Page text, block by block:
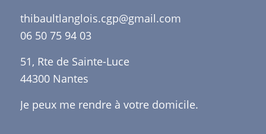
thibaultlanglois.cgp@gmail.com
06 50 75 94 03
51, Rte de Sainte-Luce
44300 Nantes
Je peux me rendre à votre domicile.